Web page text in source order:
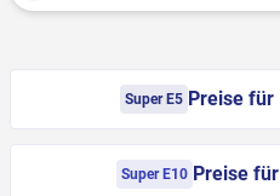
Super E5 Preise
Super E10 Preise